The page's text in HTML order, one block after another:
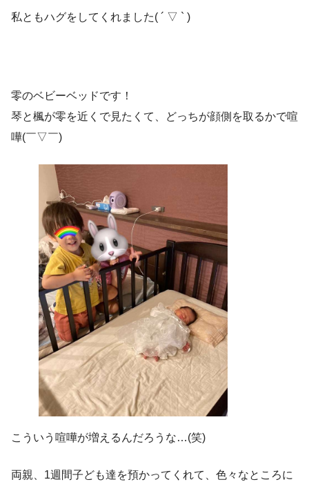
私ともハグをしてくれました( ´ ▽ ` )
零のベビーベッドです！
琴と楓が零を近くで見たくて、どっちが顔側を取るかで喧
嘩(￣▽￣)
こういう喧嘩が増えるんだろうな…(笑)
両親、1週間子ども達を預かってくれて、色々なところに